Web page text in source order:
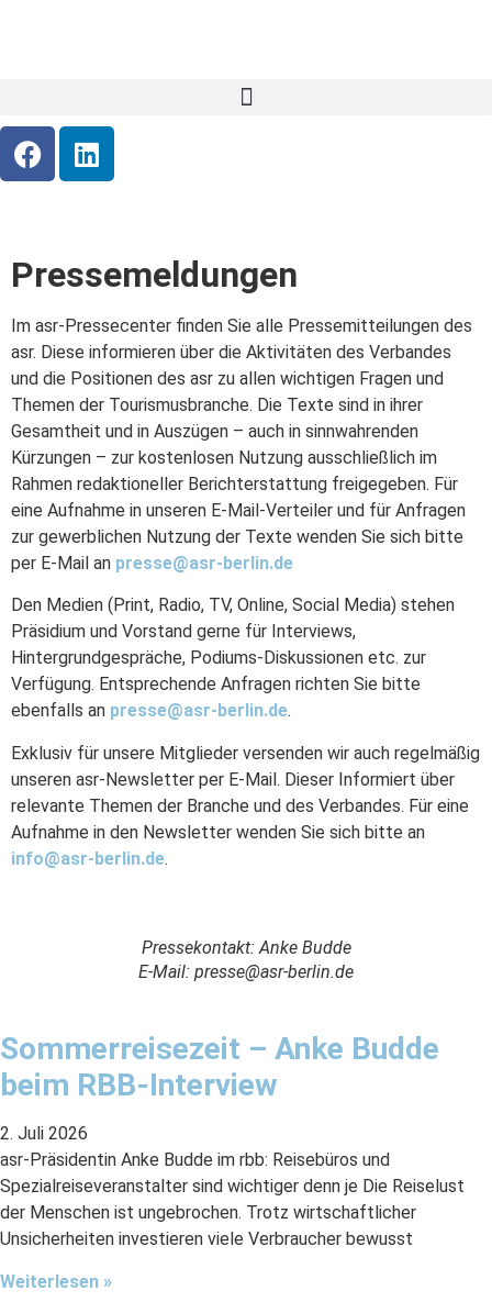
Pressemeldungen
Im asr-Pressecenter finden Sie alle Pressemitteilungen des
asr. Diese informieren über die Aktivitäten des Verbandes
und die Positionen des asr zu allen wichtigen Fragen und
Themen der Tourismusbranche. Die Texte sind in ihrer
Gesamtheit und in Auszügen – auch in sinnwahrenden
Kürzungen – zur kostenlosen Nutzung ausschließlich im
Rahmen redaktioneller Berichterstattung freigegeben. Für
eine Aufnahme in unseren E-Mail-Verteiler und für Anfragen
zur gewerblichen Nutzung der Texte wenden Sie sich bitte
per E-Mail an presse@asr-berlin.de
Den Medien (Print, Radio, TV, Online, Social Media) stehen
Präsidium und Vorstand gerne für Interviews,
Hintergrundgespräche, Podiums-Diskussionen etc. zur
Verfügung. Entsprechende Anfragen richten Sie bitte
ebenfalls an presse@asr-berlin.de.
Exklusiv für unsere Mitglieder versenden wir auch regelmäßig
unseren asr-Newsletter per E-Mail. Dieser Informiert über
relevante Themen der Branche und des Verbandes. Für eine
Aufnahme in den Newsletter wenden Sie sich bitte an
info@asr-berlin.de.
Pressekontakt: Anke Budde
E-Mail: presse@asr-berlin.de
Sommerreisezeit – Anke Budde
beim RBB-Interview
2. Juli 2026
asr-Präsidentin Anke Budde im rbb: Reisebüros und
Spezialreiseveranstalter sind wichtiger denn je Die Reiselust
der Menschen ist ungebrochen. Trotz wirtschaftlicher
Unsicherheiten investieren viele Verbraucher bewusst
Weiterlesen »